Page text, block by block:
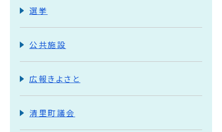
選挙
公共施設
広報きよさと
清里町議会